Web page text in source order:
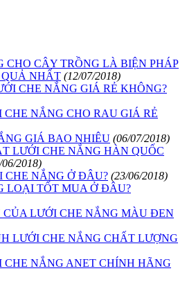
CHO CÂY TRỒNG LÀ BIỆN PHÁP
NHẤT (12/07/2018)
CHE NẮNG GIÁ RẺ KHÔNG?
CHE NẮNG CHO RAU GIÁ RẺ
GIÁ BAO NHIÊU (06/07/2018)
LƯỚI CHE NẮNG HÀN QUỐC
2018)
CHE NẮNG Ở ĐÂU? (23/06/2018)
LOẠI TỐT MUA Ở ĐÂU?
CỦA LƯỚI CHE NẮNG MÀU ĐEN
LƯỚI CHE NẮNG CHẤT LƯỢNG
CHE NẮNG ANET CHÍNH HÃNG